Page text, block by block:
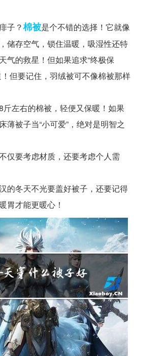
子？棉被是个不错的选择！它就像
储存空气，锁住温暖，吸湿性还特
气的救星！但如果追求“终极保
但要记住，羽绒被可不像棉被那样
左右的棉被，轻便又保暖！如果
薄被子当“小可爱”，绝对是明智之
仅要考虑材质，还要考虑个人需
的冬天不光要盖好被子，还要记得
胃才能更暖心！